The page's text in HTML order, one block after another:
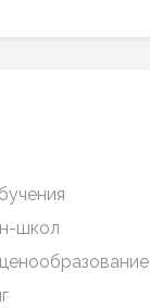
школ